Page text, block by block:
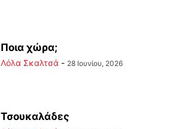
Ποια χώρα;
Λόλα Σκαλτσά - 28 Ιουνίου, 2026
Τσουκαλάδες